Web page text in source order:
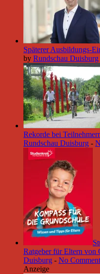
Späterer Ausbildungs-
by Rundschau Duisburg
Rekorde bei
Rundschau Duisburg -
Ratgeber für Eltern von
Duisburg - No Comment
Anzeige